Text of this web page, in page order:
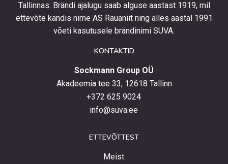
toodetega,
eripakkumistega
Tallinnas. Brändi ajalugu saab alguse aastast 1919, mil
ettevõte kandis nime AS Rauaniit ning alles aastal 1991
võeti kasutusele brändinimi SUVA.
KONTAKTID
Sockmann Group OÜ
Akadeemia tee 33, 12618 Tallinn
+372 625 9024
info@suva.ee
ETTEVÕTTEST
Meist